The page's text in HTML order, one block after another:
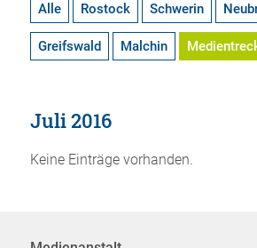
Alle Rostock Schwerin
Greifswald Malchin
Juli 2016
Keine Einträge vorhanden.